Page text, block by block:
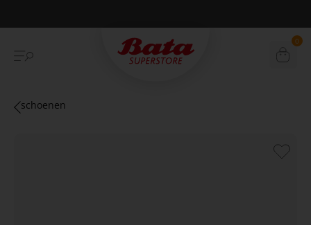
Betaal achteraf met Klarna 0
schoenen